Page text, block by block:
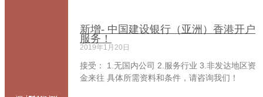
新增- 中国建设银行（亚洲）香港开户
服务！
2019年1月20日
接受： 1.无国内公司 2.服务行业 3.非发达地区资
金来往 具体所需资料和条件，请咨询我们！